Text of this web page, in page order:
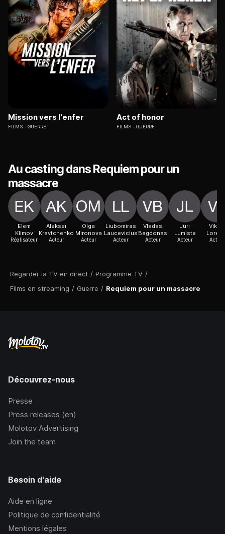
Regarder la TV en direct / Programme TV /
Films en streaming / Guerre / Requiem pour un massacre
Mission vers l'enfer
FILMS GUERRE
Act of honor
FILMS GUERRE
Au casting dans Requiem pour un
massacre
Elem
Klimov
Réalisateur
Alekseï
Kravtchenko
Acteur
Olga
Mironova
Acteur
Liubomiras
Laucevicius
Acteur
Vladas
Bagdonas
Acteur
Jüri
Lumiste
Acteur
Viktor
Acteur
Découvrez-nous
Presse
Press releases (en)
Molotov Advertising
Join the team
Besoin d'aide
Aide en ligne
Politique de confidentialité
Mentions légales